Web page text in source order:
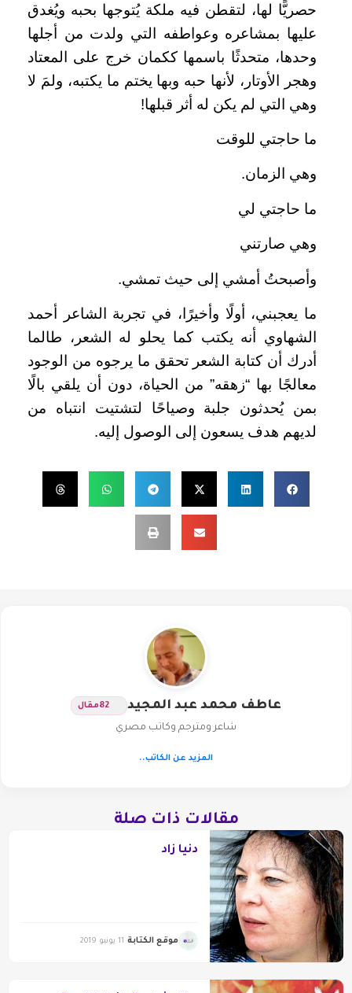
حصريًّا لها، لتقطن فيه ملكة يُتوجها بحبه ويُغدق
عليها بمشاعره وعواطفه التي ولدت من أجلها
وحدها، متحدثًا باسمها ككمان خرج على المعتاد
وهجر الأوتار، لأنها حبه وبها يختم ما يكتبه، ولمَ لا
وهي التي لم يكن له أثر قبلها!
ما حاجتي للوقت
وهي الزمان.
ما حاجتي لي
وهي صارتني
وأصبحتُ أمشي إلى حيث تمشي.
ما يعجبني، أولًا وأخيرًا، في تجربة الشاعر أحمد
الشهاوي أنه يكتب كما يحلو له الشعر، طالما
أدرك أن كتابة الشعر تحقق ما يرجوه من الوجود
معالجًا بها “زهقه” من الحياة، دون أن يلقي بالًا
بمن يُحدثون جلبة وصياحًا لتشتيت انتباه من
لديهم هدف يسعون إلى الوصول إليه.
عاطف محمد عبد المجيد 82مقال
شاعر ومترجم وكاتب مصري
المزيد عن الكاتب..
مقالات ذات صلة
دنيا زاد
موقع الكتابة 11 يونيو 2019